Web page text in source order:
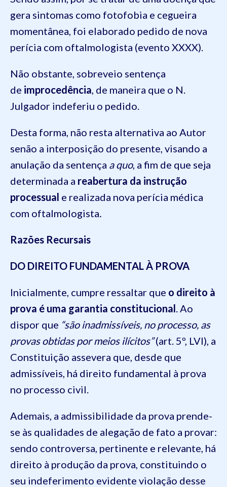
gera sintomas como fotofobia e cegueira
momentânea, foi elaborado pedido de nova
perícia com oftalmologista (evento XXXX).
Não obstante, sobreveio sentença
de improcedência, de maneira que o N.
Julgador indeferiu o pedido.
Desta forma, não resta alternativa ao Autor
senão a interposição do presente, visando a
anulação da sentença a quo, a fim de que seja
determinada a reabertura da instrução
processual e realizada nova perícia médica
com oftalmologista.
Razões Recursais
DO DIREITO FUNDAMENTAL À PROVA
Inicialmente, cumpre ressaltar que o direito à
prova é uma garantia constitucional. Ao
dispor que “são inadmissíveis, no processo, as
provas obtidas por meios ilícitos”(art. 5º, LVI), a
Constituição assevera que, desde que
admissíveis, há direito fundamental à prova
no processo civil.
Ademais, a admissibilidade da prova prende-
se às qualidades de alegação de fato a provar:
sendo controversa, pertinente e relevante, há
direito à produção da prova, constituindo o
seu indeferimento evidente violação desse